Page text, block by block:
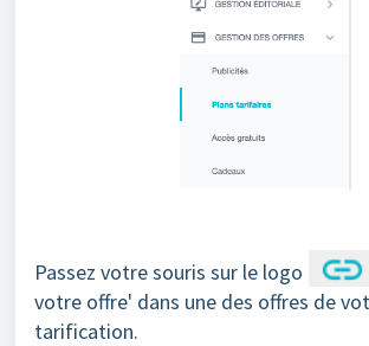
Passez votre souris sur le logo
votre offre' dans une des offres de
tarification.